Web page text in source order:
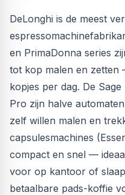
DeLonghi is de meest
en PrimaDonna series
tot kop malen en zetten
kopjes per dag. De
Pro zijn halve
zelf willen malen en
capsulesmachines
compact en snel —
voor op kantoor of
betaalbare pads-koffie